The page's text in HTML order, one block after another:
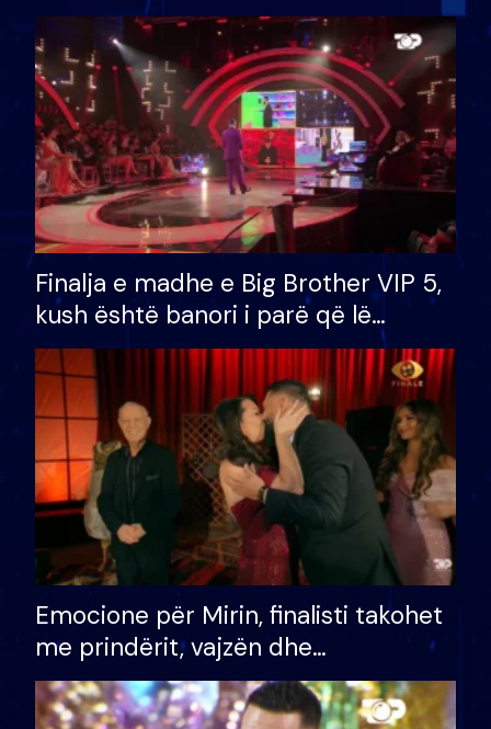
Finalja e madhe e Big Brother VIP 5,
kush është banori i parë që lë
shtëpinë dhe humb mundësinë për
të fituar çmimin e madh
Emocione për Mirin, finalisti takohet
me prindërit, vajzën dhe
bashkëshorten: S’kemi ndonjë letër
divorci apo jo?